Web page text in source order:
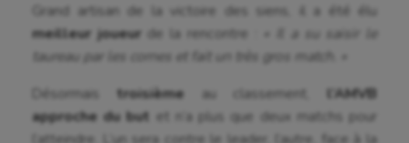
Jeux Olympiques et Paralympiques
Korfbal
Longue paume
Grand artisan de la victoire des siens, il a été élu
meilleur joueur de la rencontre :
« Il a su saisir le
taureau par les cornes et fait un très gros match. »
Désormais troisième au classement, l’AMVB
approche du but et n’a plus que deux matchs pour